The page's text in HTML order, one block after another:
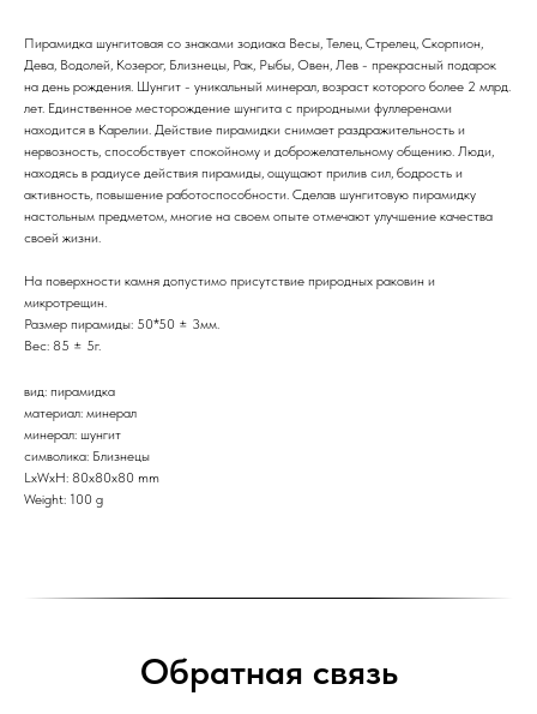
Пирамидка шунгитовая со знаками зодиака Весы, Телец, Стрелец, Скорпион,
Дева, Водолей, Козерог, Близнецы, Рак, Рыбы, Овен, Лев - прекрасный подарок
на день рождения. Шунгит - уникальный минерал, возраст которого более 2 млрд.
лет. Единственное месторождение шунгита с природными фуллеренами
находится в Карелии. Действие пирамидки снимает раздражительность и
нервозность, способствует спокойному и доброжелательному общению. Люди,
находясь в радиусе действия пирамиды, ощущают прилив сил, бодрость и
активность, повышение работоспособности. Сделав шунгитовую пирамидку
настольным предметом, многие на своем опыте отмечают улучшение качества
своей жизни.
На поверхности камня допустимо присутствие природных раковин и
микротрещин.
Размер пирамиды: 50*50 ± 3мм.
Вес: 85 ± 5г.
вид: пирамидка
материал: минерал
минерал: шунгит
символика: Близнецы
LxWxH: 80x80x80 mm
Weight: 100 g
Обратная связь